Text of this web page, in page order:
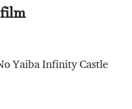
Yaiba Infinity Castle